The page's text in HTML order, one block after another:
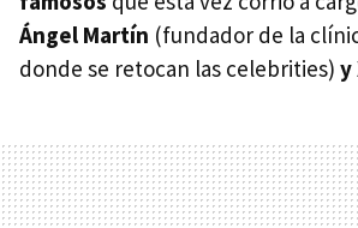
Ángel Martín (fundador de la
donde se retocan las celebrities) y